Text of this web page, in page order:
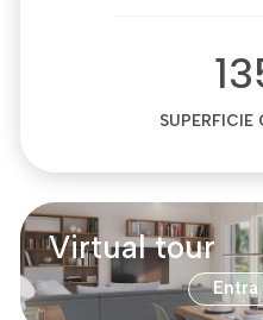
SUPERFICIE
Virtual tour
Entra